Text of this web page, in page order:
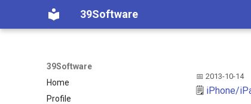
39Software
39Software
Home
Profile
📅 2013-10-14
🗒️ iPhone/